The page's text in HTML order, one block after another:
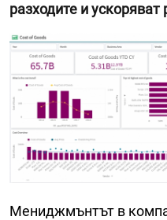
разходите и
Мениджмънтът в